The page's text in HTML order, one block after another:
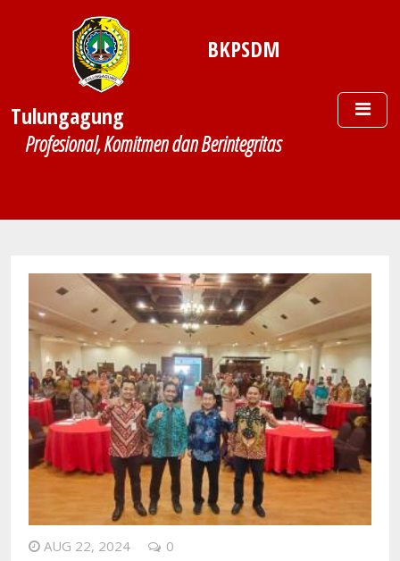
BKPSDM
Tulungagung
Profesional, Komitmen dan Berintegritas
AUG 22, 2024 0